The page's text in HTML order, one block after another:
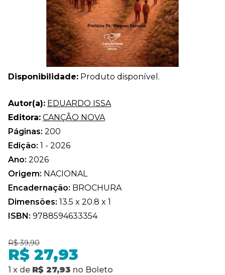
Disponibilidade: Produto disponível.
Autor(a): EDUARDO ISSA
Editora: CANÇÃO NOVA
Páginas: 200
Edição: 1 - 2026
Ano: 2026
Origem: NACIONAL
Encadernação: BROCHURA
Dimensões: 13.5 x 20.8 x 1
ISBN: 9788594633354
R$ 39,90
R$ 27,93
1 x de R$ 27,93 no Boleto